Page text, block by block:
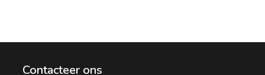
Contacteer ons